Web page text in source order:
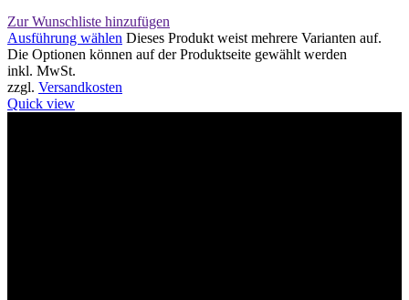
Zur Wunschliste hinzufügen
Ausführung wählen Dieses Produkt weist mehrere Varianten auf.
Die Optionen können auf der Produktseite gewählt werden
inkl. MwSt.
zzgl. Versandkosten
Quick view